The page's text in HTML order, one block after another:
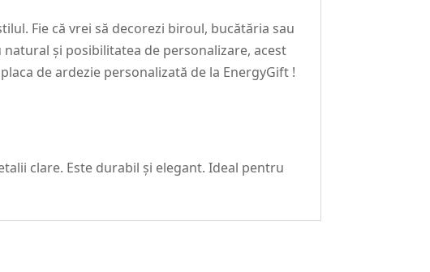
Fie că vrei să decorezi biroul, bucătăria sau
și posibilitatea de personalizare, acest
de ardezie personalizată de la EnergyGift !
clare. Este durabil și elegant. Ideal pentru